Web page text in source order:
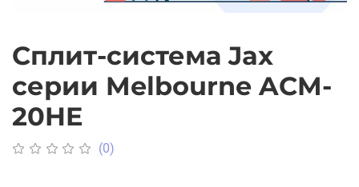
Сплит-система Jax
серии Melbourne ACM-
20HE
(0)